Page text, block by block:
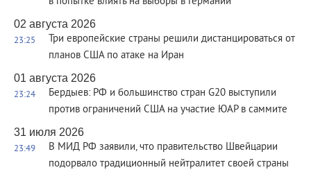
02 августа 2026
23:25
Три европейские страны решили дистанцироваться от
планов США по атаке на Иран
01 августа 2026
23:24
Бердыев: РФ и большинство стран G20 выступили
против ограничений США на участие ЮАР в саммите
31 июля 2026
23:49
В МИД РФ заявили, что правительство Швейцарии
подорвало традиционный нейтралитет своей страны